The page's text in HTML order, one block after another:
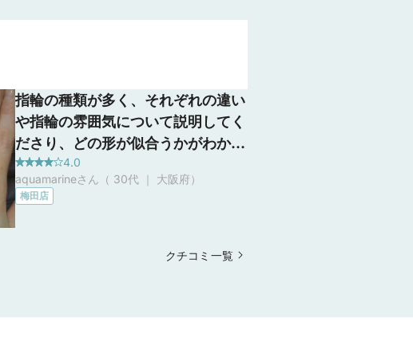
指輪の種類が多く、それぞれの違い
や指輪の雰囲気について説明してく
ださり、どの形が似合うかがわかり
ました。また、指輪は日本の職人さ
んが製作しているとのこと。ダイヤ
や、製法について詳しく教えてくだ
4.0
aquamarineさん（ 30代 ｜ 大阪府）
梅田店
クチコミ一覧